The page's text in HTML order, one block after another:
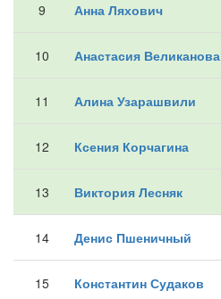
9 Анна Ляхович
10 Анастасия Великанова
11 Алина Узарашвили
12 Ксения Корчагина
13 Виктория Лесняк
14 Денис Пшеничный
15 Константин Судаков